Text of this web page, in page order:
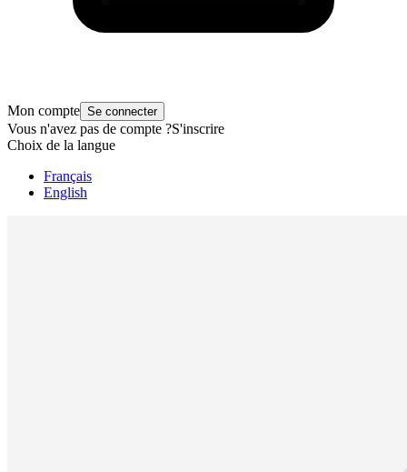
Mon compte Se connecter
Vous n'avez pas de compte ?S'inscrire
Choix de la langue
Français
English